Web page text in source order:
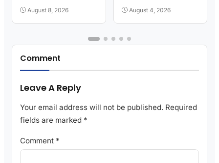
August 8, 2026 August 4, 2026
Comment
Leave A Reply
Your email address will not be published. Required
fields are marked *
Comment *